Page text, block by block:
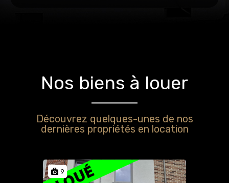
Nos biens à louer
Découvrez quelques-unes de nos
dernières propriétés en location
9